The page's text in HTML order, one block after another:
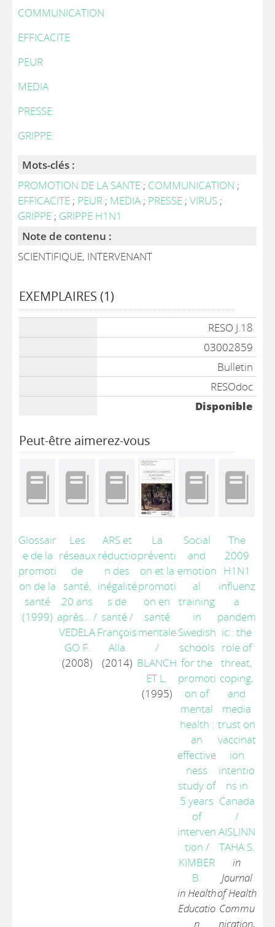
COMMUNICATION
EFFICACITE
PEUR
MEDIA
PRESSE
GRIPPE
Mots-clés :
PROMOTION DE LA SANTE ; COMMUNICATION ;
EFFICACITE ; PEUR ; MEDIA ; PRESSE ;VIRUS ;
GRIPPE ; GRIPPE H1N1
Note de contenu :
SCIENTIFIQUE, INTERVENANT
EXEMPLAIRES (1)
RESO J.18
03002859
Bulletin
RESOdoc
Disponible
Peut-être aimerez-vous
Glossair
e de la
promoti
on de la
santé
(1999)
Les
réseaux
de
santé,
20 ans
après... /
VEDELA
GO F.
(2008)
ARS et
réductio
n des
inégalité
s de
santé/
François
Alla
(2014)
La
préventi
on et la
promoti
on en
santé
mentale
/
BLANCH
ET L.
(1995)
Social
and
emotion
al
training
in
Swedish
schools
for the
promoti
on of
mental
health :
an
effective
ness
study of
5 years
of
interven
tion /
KIMBER
B.
in Health
Educatio
n
The
2009
H1N1
influenz
a
pandem
ic : the
role of
threat,
coping,
and
media
trust on
vaccinat
ion
intentio
ns in
Canada
/
AISLINN
TAHA S.
in
Journal
of Health
Commu
nication,